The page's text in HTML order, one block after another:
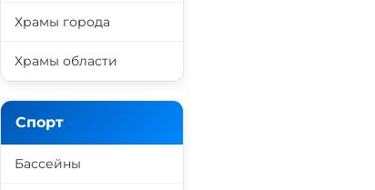
Храмы города
Храмы области
Спорт
Бассейны